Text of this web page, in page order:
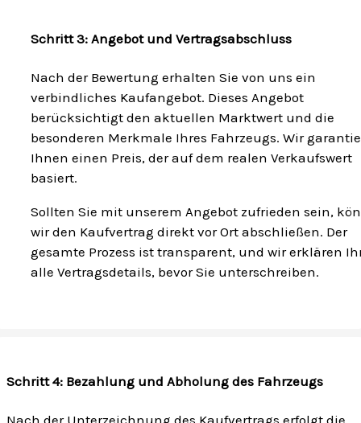
Schritt 3: Angebot und Vertragsabschluss
Nach der Bewertung erhalten Sie von uns ein
verbindliches Kaufangebot. Dieses Angebot
berücksichtigt den aktuellen Marktwert und die
besonderen Merkmale Ihres Fahrzeugs. Wir
Ihnen einen Preis, der auf dem realen Verkaufswert
basiert.
Sollten Sie mit unserem Angebot zufrieden sein,
wir den Kaufvertrag direkt vor Ort abschließen. Der
gesamte Prozess ist transparent, und wir erklären
alle Vertragsdetails, bevor Sie unterschreiben.
Schritt 4: Bezahlung und Abholung des Fahrzeugs
Nach der Unterzeichnung des Kaufvertrags erfolgt die